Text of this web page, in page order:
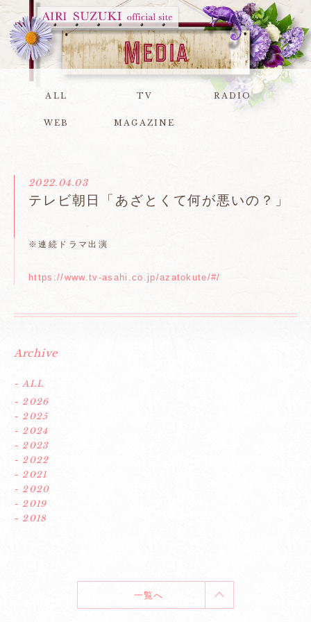
ALL TV RADIO
WEB MAGAZINE
2022.04.03
テレビ朝日「あざとくて何が悪いの？」
※連続ドラマ出演
https://www.tv-asahi.co.jp/azatokute/#/
Archive
- ALL
- 2026
- 2025
- 2024
- 2023
- 2022
- 2021
- 2020
- 2019
- 2018
一覧へ